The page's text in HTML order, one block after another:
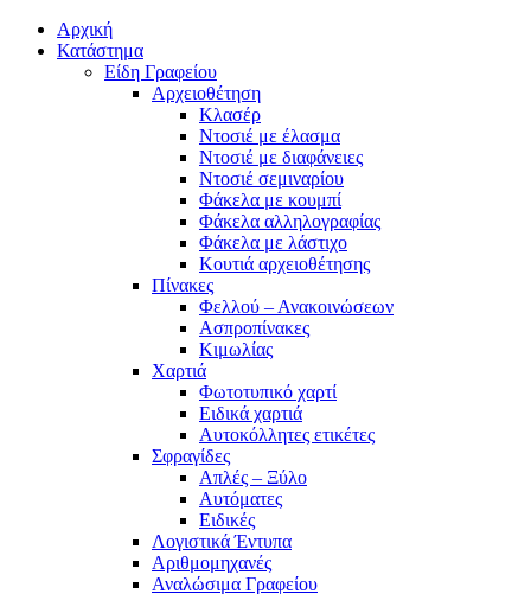
Αρχική
Κατάστημα
Είδη Γραφείου
Αρχειοθέτηση
Κλασέρ
Ντοσιέ με έλασμα
Ντοσιέ με διαφάνειες
Ντοσιέ σεμιναρίου
Φάκελα με κουμπί
Φάκελα αλληλογραφίας
Φάκελα με λάστιχο
Κουτιά αρχειοθέτησης
Πίνακες
Φελλού – Ανακοινώσεων
Ασπροπίνακες
Κιμωλίας
Χαρτιά
Φωτοτυπικό χαρτί
Ειδικά χαρτιά
Αυτοκόλλητες ετικέτες
Σφραγίδες
Απλές – Ξύλο
Αυτόματες
Ειδικές
Λογιστικά Έντυπα
Αριθμομηχανές
Αναλώσιμα Γραφείου